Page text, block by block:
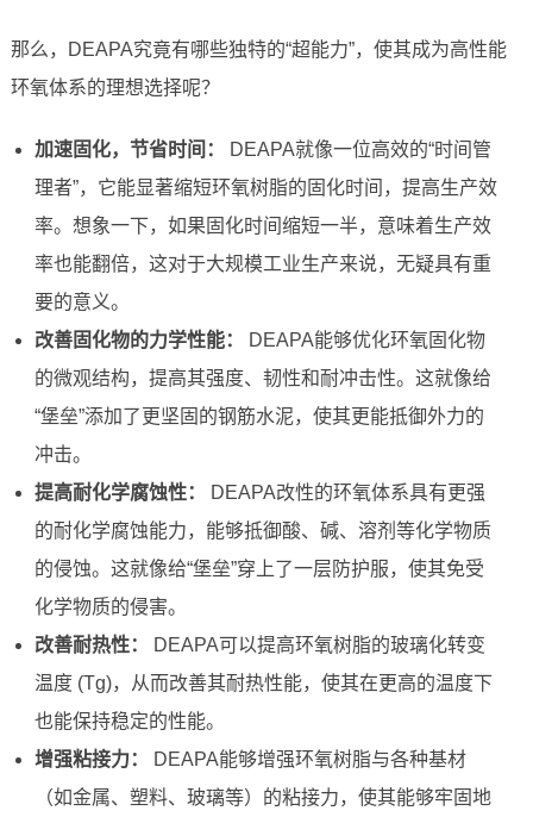
那么，DEAPA究竟有哪些独特的“超能力”，使其成为高性能
环氧体系的理想选择呢？
加速固化，节省时间：
DEAPA就像一位高效的“时间管
理者”，它能显著缩短环氧树脂的固化时间，提高生产效
率。想象一下，如果固化时间缩短一半，意味着生产效
率也能翻倍，这对于大规模工业生产来说，无疑具有重
要的意义。
改善固化物的力学性能：
DEAPA能够优化环氧固化物
的微观结构，提高其强度、韧性和耐冲击性。这就像给
“堡垒”添加了更坚固的钢筋水泥，使其更能抵御外力的
冲击。
提高耐化学腐蚀性：
DEAPA改性的环氧体系具有更强
的耐化学腐蚀能力，能够抵御酸、碱、溶剂等化学物质
的侵蚀。这就像给“堡垒”穿上了一层防护服，使其免受
化学物质的侵害。
改善耐热性：
DEAPA可以提高环氧树脂的玻璃化转变
温度 (Tg)，从而改善其耐热性能，使其在更高的温度下
也能保持稳定的性能。
增强粘接力：
DEAPA能够增强环氧树脂与各种基材
（如金属、塑料、玻璃等）的粘接力，使其能够牢固地